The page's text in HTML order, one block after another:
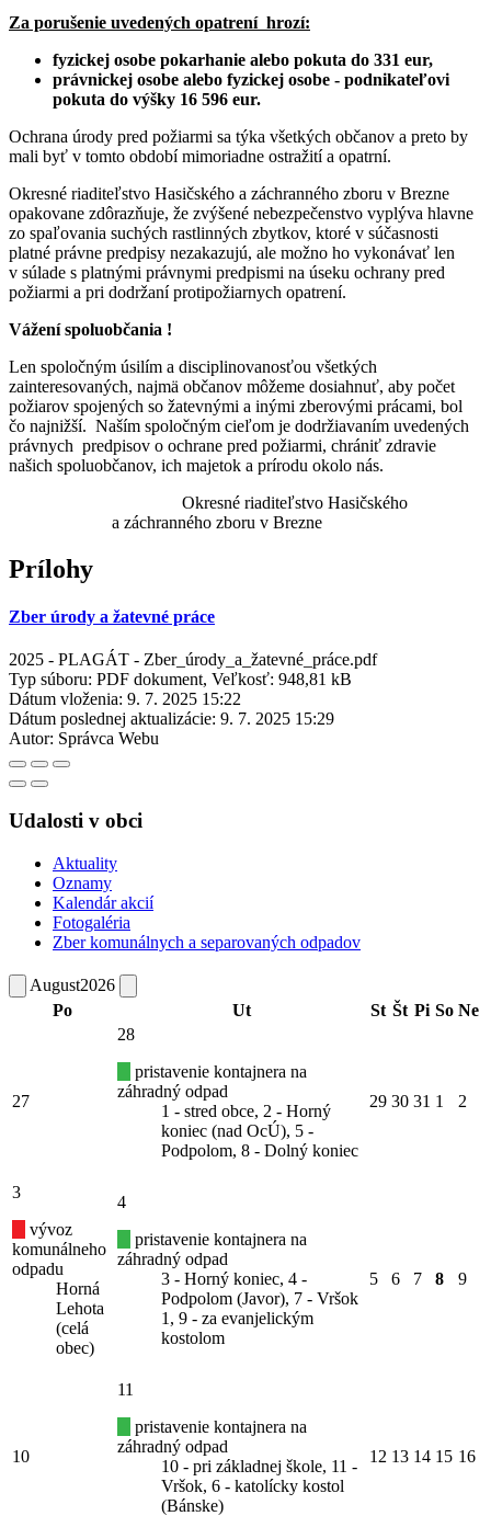
Za porušenie uvedených opatrení hrozí:
fyzickej osobe pokarhanie alebo pokuta do 331 eur,
právnickej osobe alebo fyzickej osobe - podnikateľovi
pokuta do výšky 16 596 eur.
Ochrana úrody pred požiarmi sa týka všetkých občanov a preto by
mali byť v tomto období mimoriadne ostražití a opatrní.
Okresné riaditeľstvo Hasičského a záchranného zboru v Brezne
opakovane zdôrazňuje, že zvýšené nebezpečenstvo vyplýva hlavne
zo spaľovania suchých rastlinných zbytkov, ktoré v súčasnosti
platné právne predpisy nezakazujú, ale možno ho vykonávať len
v súlade s platnými právnymi predpismi na úseku ochrany pred
požiarmi a pri dodržaní protipožiarnych opatrení.
Vážení spoluobčania !
Len spoločným úsilím a disciplinovanosťou všetkých
zainteresovaných, najmä občanov môžeme dosiahnuť, aby počet
požiarov spojených so žatevnými a inými zberovými prácami, bol
čo najnižší. Naším spoločným cieľom je dodržiavaním uvedených
právnych predpisov o ochrane pred požiarmi, chrániť zdravie
našich spoluobčanov, ich majetok a prírodu okolo nás.
Okresné riaditeľstvo Hasičského
a záchranného zboru v Brezne
Prílohy
Zber úrody a žatevné práce
2025 - PLAGÁT - Zber_úrody_a_žatevné_práce.pdf
Typ súboru: PDF dokument, Veľkosť: 948,81 kB
Dátum vloženia: 9. 7. 2025 15:22
Dátum poslednej aktualizácie: 9. 7. 2025 15:29
Autor: Správca Webu
Udalosti v obci
Aktuality
Oznamy
Kalendár akcií
Fotogaléria
Zber komunálnych a separovaných odpadov
August2026
Po
Ut St Št Pi So Ne
27
28
pristavenie kontajnera na
záhradný odpad
1 - stred obce, 2 - Horný
koniec (nad OcÚ), 5 -
Podpolom, 8 - Dolný koniec
29 30 31 1 2
3
vývoz
komunálneho
odpadu
Horná
Lehota
(celá
obec)
4
pristavenie kontajnera na
záhradný odpad
3 - Horný koniec, 4 -
Podpolom (Javor), 7 - Vršok
1, 9 - za evanjelickým
kostolom
5 6 7 8 9
10
11
pristavenie kontajnera na
záhradný odpad
10 - pri základnej škole, 11 -
Vršok, 6 - katolícky kostol
(Bánske)
12 13 14 15 16